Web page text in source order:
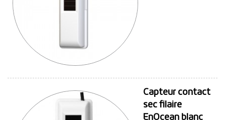
Capteur contact
sec filaire
EnOcean blanc